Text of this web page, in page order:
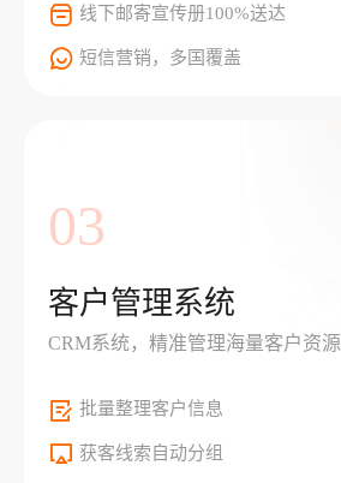
线下邮寄宣传册100%送达
短信营销，多国覆盖
03
客户管理系统
CRM系统，精准管理海量客户资源
批量整理客户信息
获客线索自动分组